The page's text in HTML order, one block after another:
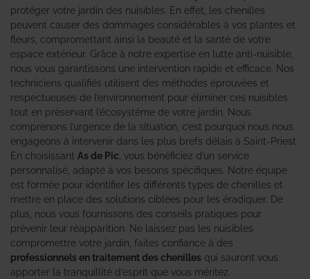
protéger votre jardin des nuisibles. En effet, les chenilles
peuvent causer des dommages considérables à vos plantes et
fleurs, compromettant ainsi la beauté et la santé de votre
espace extérieur. Grâce à notre expertise en lutte anti-nuisible,
nous vous garantissons une intervention rapide et efficace. Nos
techniciens qualifiés utilisent des méthodes éprouvées et
respectueuses de l’environnement pour éliminer ces nuisibles
tout en préservant l’écosystème de votre jardin. Nous
comprenons l’urgence de la situation, c’est pourquoi nous nous
engageons à intervenir dans les plus brefs délais à Saint-Priest.
En choisissant As de Pic , vous bénéficiez d’un service
personnalisé, adapté à vos besoins spécifiques. Notre équipe
est formée pour identifier les différents types de chenilles et
mettre en place des solutions ciblées pour les éradiquer. De
plus, nous vous fournissons des conseils pratiques pour
prévenir leur réapparition. Ne laissez pas les nuisibles
compromettre votre jardin, faites confiance à des
professionnels en traitement des chenilles qui sauront vous
apporter la tranquillité d’esprit que vous méritez.